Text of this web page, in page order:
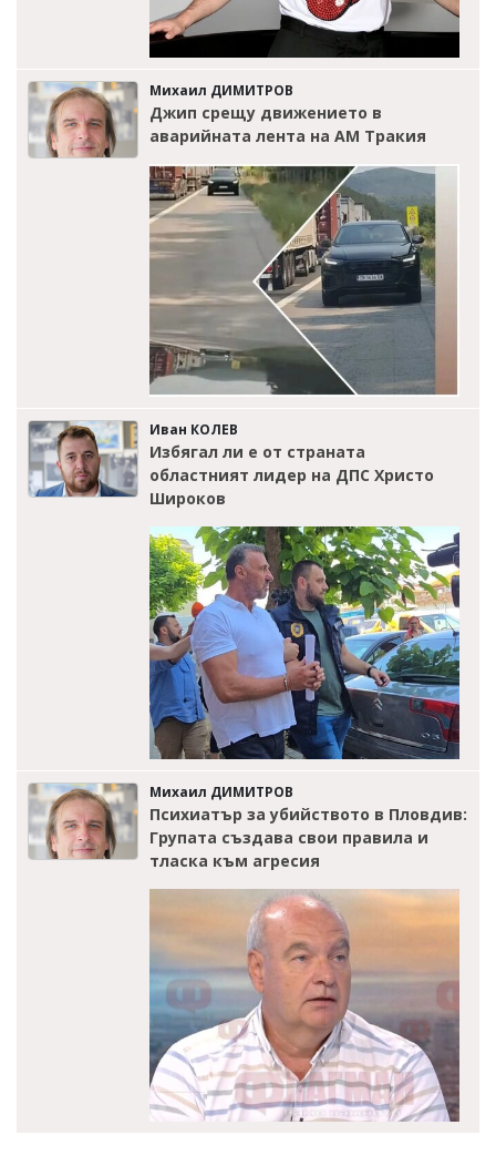
Михаил ДИМИТРОВ
Джип срещу движението в
аварийната лента на АМ Тракия
Иван КОЛЕВ
Избягал ли е от страната
областният лидер на ДПС Христо
Широков
Михаил ДИМИТРОВ
Психиатър за убийството в Пловдив:
Групата създава свои правила и
тласка към агресия